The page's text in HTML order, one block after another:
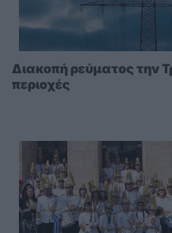
Διακοπή ρεύματος την
περιοχές